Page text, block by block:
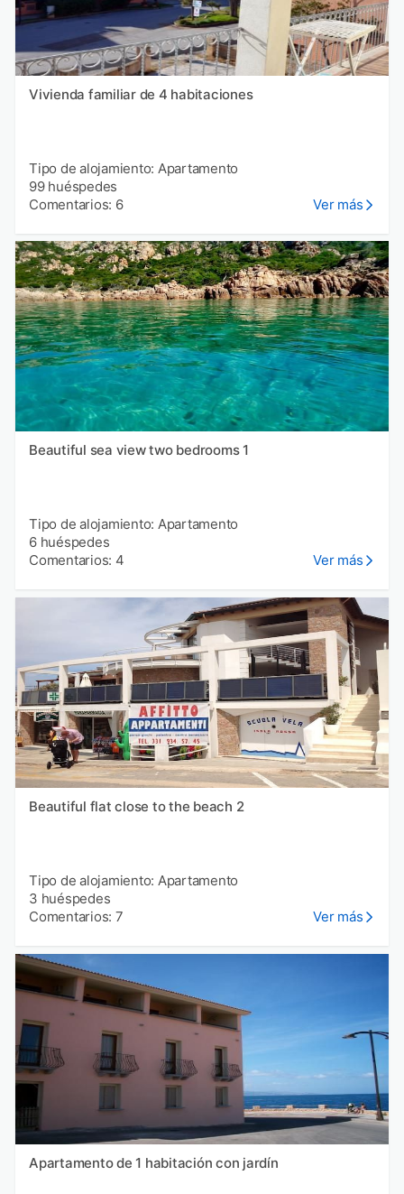
Vivienda familiar de 4 habitaciones
Tipo de alojamiento: Apartamento
99 huéspedes
Comentarios: 6
Ver más
Beautiful sea view two bedrooms 1
Tipo de alojamiento: Apartamento
6 huéspedes
Comentarios: 4
Ver más
Beautiful flat close to the beach 2
Tipo de alojamiento: Apartamento
3 huéspedes
Comentarios: 7
Ver más
Apartamento de 1 habitación con jardín